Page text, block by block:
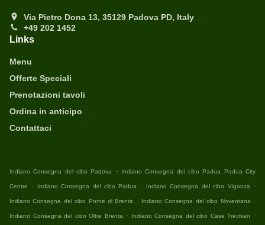
Via Pietro Dona 13, 35129 Padova PD, Italy
+49 202 1452
Links
Menu
Offerte Speciali
Prenotazioni tavoli
Ordina in anticipo
Contattaci
Indiano Consegna del cibo Padova . Indiano Consegna del cibo Padua Padua City
Centre . Indiano Consegna del cibo Padua . Indiano Consegna del cibo Vigonza .
Indiano Consegna del cibo Ponte di Brenta . Indiano Consegna del cibo Noventana .
Indiano Consegna del cibo Oltre Brenta . Indiano Consegna del cibo Case Trevisan .